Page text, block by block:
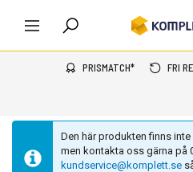
PRISMATCH* FRI
Den här produkten finns
men kontakta oss gärna på
kundservice@komplett.se